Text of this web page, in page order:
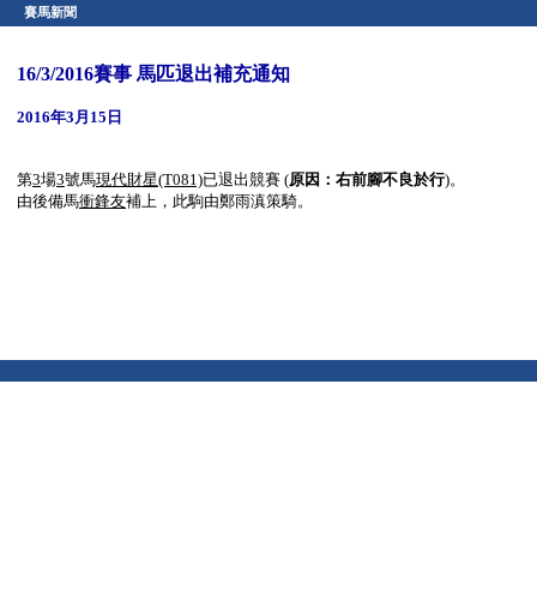
賽馬新聞
16/3/2016賽事 馬匹退出補充通知
2016年3月15日
第3場3號馬現代財星(T081)已退出競賽 (原因：右前腳不良於行)。
由後備馬衝鋒友補上，此駒由鄭雨滇策騎。